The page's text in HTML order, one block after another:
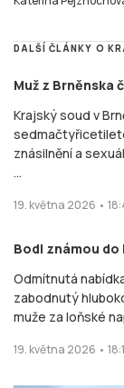
DALŠÍ ČLÁNKY O
Muž z Brněnska
Krajský soud v
znásilnění a
...
19. května 2026 •
Bodl známou do
Odmítnutá
zabodnutý
muže za loňské
19. května 2026 •